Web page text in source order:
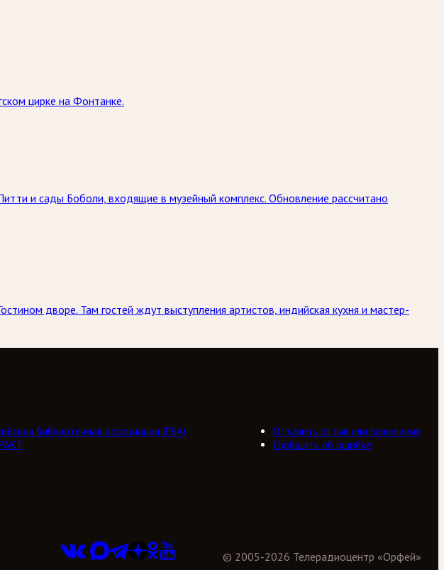
цирке на Фонтанке.
и сады Боболи, входящие в музейный комплекс. Обновление рассчитано
дворе. Там гостей ждут выступления артистов, индийская кухня и мастер-
библиотечная ассоциация (РБА)
Оставить отзыв или пожелание
Сообщить об ошибке
© 2005-2026 Телерадиоцентр «Орфей»